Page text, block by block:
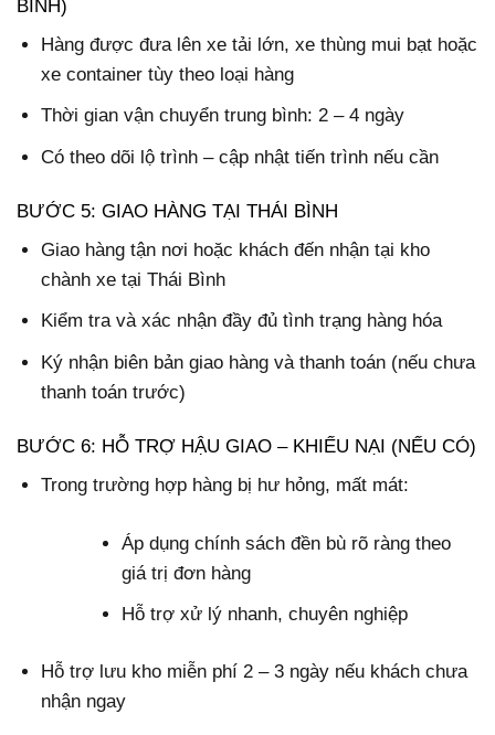
BÌNH)
Hàng được đưa lên xe tải lớn, xe thùng mui bạt hoặc
xe container tùy theo loại hàng
Thời gian vận chuyển trung bình: 2 – 4 ngày
Có theo dõi lộ trình – cập nhật tiến trình nếu cần
BƯỚC 5: GIAO HÀNG TẠI THÁI BÌNH
Giao hàng tận nơi hoặc khách đến nhận tại kho
chành xe tại Thái Bình
Kiểm tra và xác nhận đầy đủ tình trạng hàng hóa
Ký nhận biên bản giao hàng và thanh toán (nếu chưa
thanh toán trước)
BƯỚC 6: HỖ TRỢ HẬU GIAO – KHIẾU NẠI (NẾU CÓ)
Trong trường hợp hàng bị hư hỏng, mất mát:
Áp dụng chính sách đền bù rõ ràng theo
giá trị đơn hàng
Hỗ trợ xử lý nhanh, chuyên nghiệp
Hỗ trợ lưu kho miễn phí 2 – 3 ngày nếu khách chưa
nhận ngay